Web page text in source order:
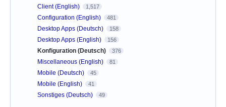
Client (English) 1,517
Configuration (English) 481
Desktop Apps (Deutsch) 158
Desktop Apps (English) 156
Konfiguration (Deutsch) 376
Miscellaneous (English) 81
Mobile (Deutsch) 45
Mobile (English) 41
Sonstiges (Deutsch) 49